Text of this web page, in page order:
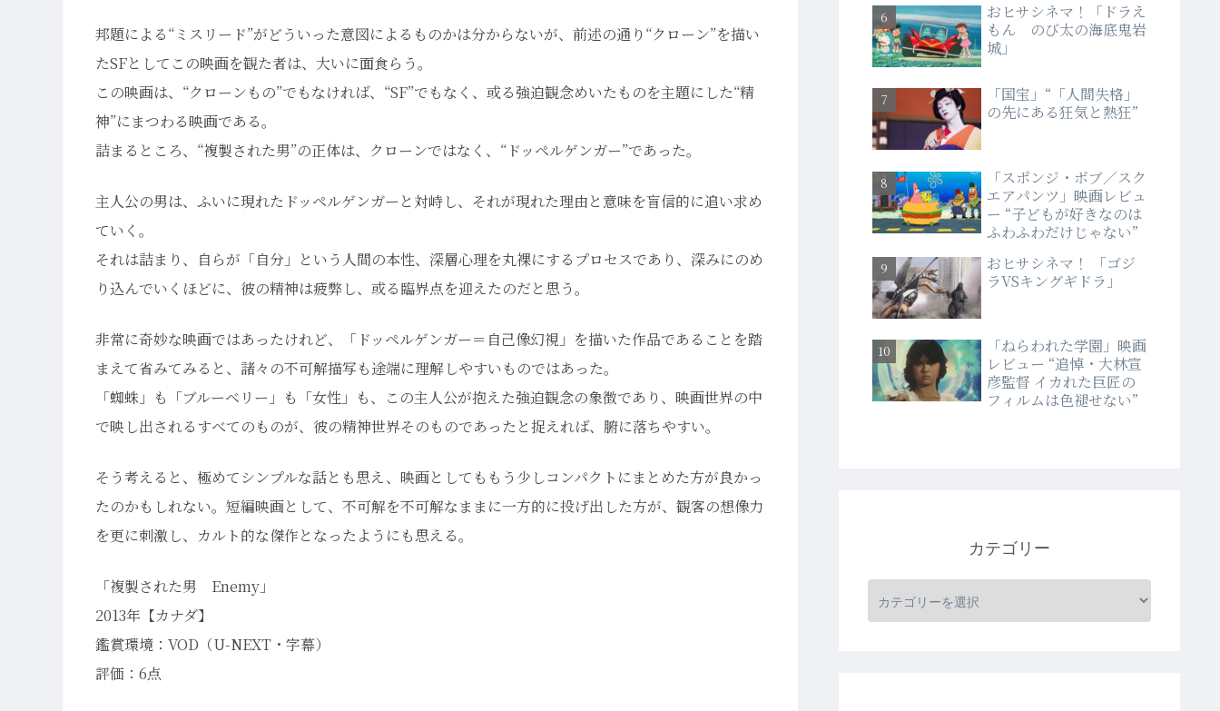
邦題による“ミスリード”がどういった意図によるものかは分からないが、前述の通り“クローン”を描い
たSFとしてこの映画を観た者は、大いに面食らう。
この映画は、“クローンもの”でもなければ、“SF”でもなく、或る強迫観念めいたものを主題にした“精
神”にまつわる映画である。
詰まるところ、“複製された男”の正体は、クローンではなく、“ドッペルゲンガー”であった。
主人公の男は、ふいに現れたドッペルゲンガーと対峙し、それが現れた理由と意味を盲信的に追い求め
ていく。
それは詰まり、自らが「自分」という人間の本性、深層心理を丸裸にするプロセスであり、深みにのめ
り込んでいくほどに、彼の精神は疲弊し、或る臨界点を迎えたのだと思う。
非常に奇妙な映画ではあったけれど、「ドッペルゲンガー＝自己像幻視」を描いた作品であることを踏
まえて省みてみると、諸々の不可解描写も途端に理解しやすいものではあった。
「蜘蛛」も「ブルーベリー」も「女性」も、この主人公が抱えた強迫観念の象徴であり、映画世界の中
で映し出されるすべてのものが、彼の精神世界そのものであったと捉えれば、腑に落ちやすい。
そう考えると、極めてシンプルな話とも思え、映画としてももう少しコンパクトにまとめた方が良かっ
たのかもしれない。短編映画として、不可解を不可解なままに一方的に投げ出した方が、観客の想像力
を更に刺激し、カルト的な傑作となったようにも思える。
「複製された男 Enemy」
2013年【カナダ】
鑑賞環境：VOD（U-NEXT・字幕）
評価：6点
おヒサシネマ！「ドラえ
もん のび太の海底鬼岩
城」
「国宝」“「人間失格」
の先にある狂気と熱狂”
「スポンジ・ボブ／スク
エアパンツ」映画レビュ
ー “子どもが好きなのは
ふわふわだけじゃない”
おヒサシネマ！ 「ゴジ
ラVSキングギドラ」
「ねらわれた学園」映画
レビュー “追悼・大林宣
彦監督 イカれた巨匠の
フィルムは色褪せない”
カテゴリー